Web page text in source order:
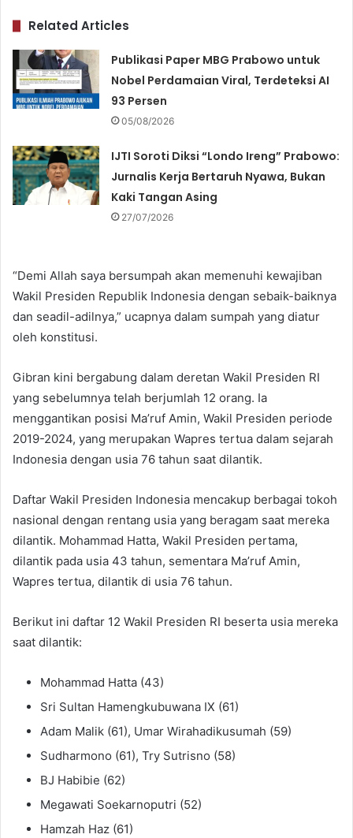
Related Articles
Publikasi Paper MBG Prabowo untuk
Nobel Perdamaian Viral, Terdeteksi AI
93 Persen
05/08/2026
IJTI Soroti Diksi “Londo Ireng” Prabowo:
Jurnalis Kerja Bertaruh Nyawa, Bukan
Kaki Tangan Asing
27/07/2026
“Demi Allah saya bersumpah akan memenuhi kewajiban
Wakil Presiden Republik Indonesia dengan sebaik-baiknya
dan seadil-adilnya,” ucapnya dalam sumpah yang diatur
oleh konstitusi.
Gibran kini bergabung dalam deretan Wakil Presiden RI
yang sebelumnya telah berjumlah 12 orang. Ia
menggantikan posisi Ma’ruf Amin, Wakil Presiden periode
2019-2024, yang merupakan Wapres tertua dalam sejarah
Indonesia dengan usia 76 tahun saat dilantik.
Daftar Wakil Presiden Indonesia mencakup berbagai tokoh
nasional dengan rentang usia yang beragam saat mereka
dilantik. Mohammad Hatta, Wakil Presiden pertama,
dilantik pada usia 43 tahun, sementara Ma’ruf Amin,
Wapres tertua, dilantik di usia 76 tahun.
Berikut ini daftar 12 Wakil Presiden RI beserta usia mereka
saat dilantik:
Mohammad Hatta (43)
Sri Sultan Hamengkubuwana IX (61)
Adam Malik (61), Umar Wirahadikusumah (59)
Sudharmono (61), Try Sutrisno (58)
BJ Habibie (62)
Megawati Soekarnoputri (52)
Hamzah Haz (61)